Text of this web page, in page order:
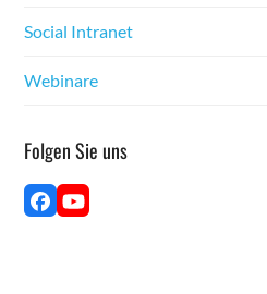
Social Intranet
Webina­re
Fol­gen Sie uns
Face­YouTube